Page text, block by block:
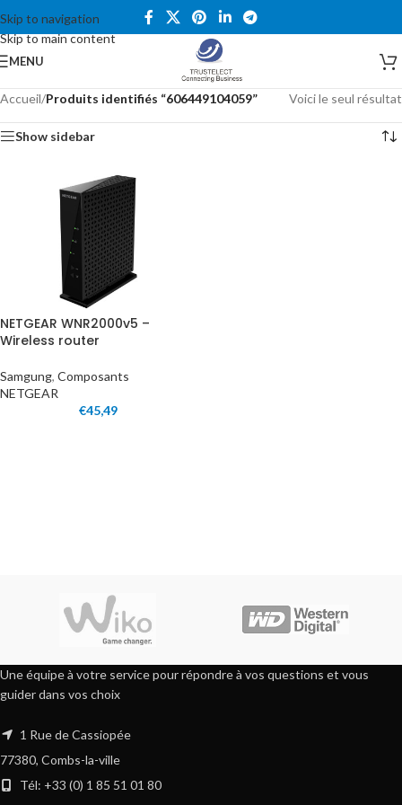
Skip to navigation
Skip to main content
MENU
Accueil/Produits identifiés “606449104059” Voici le seul résultat
Show sidebar
NETGEAR WNR2000v5 –
Wireless router
Samgung, Composants
NETGEAR
€45,49
Une équipe à votre service pour répondre à vos questions et vous
guider dans vos choix
1 Rue de Cassiopée
77380, Combs-la-ville
Tél: +33 (0) 1 85 51 01 80